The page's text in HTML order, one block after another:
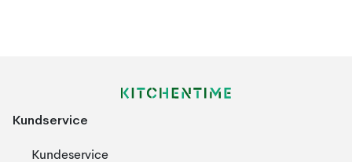
Kundservice
Kundeservice